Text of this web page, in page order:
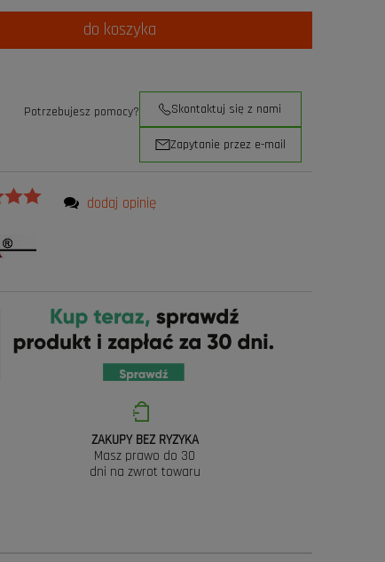
do koszyka
Potrzebujesz pomocy? Skontaktuj się z nami
Zapytanie przez e-mail
dodaj opinię
ZAKUPY BEZ RYZYKA
Masz prawo do 30
dni na zwrot towaru